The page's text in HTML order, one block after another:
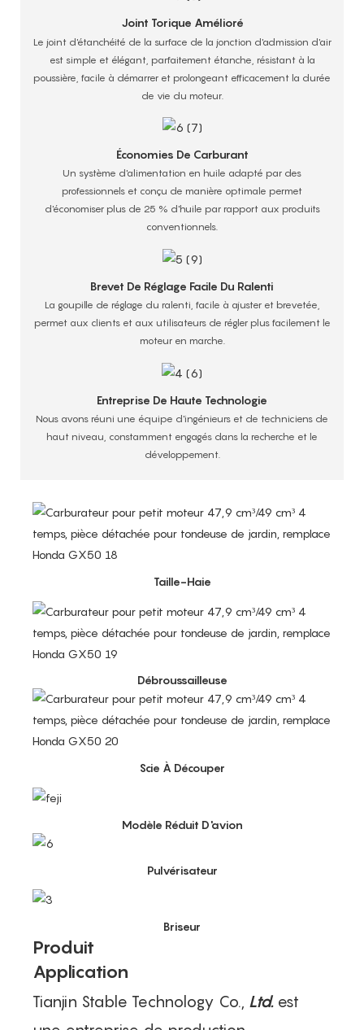
Joint Torique Amélioré
Le joint d'étanchéité de la surface de la jonction d'admission d'air
est simple et élégant, parfaitement étanche, résistant à la
poussière, facile à démarrer et prolongeant efficacement la durée
de vie du moteur.
Économies De Carburant
Un système d'alimentation en huile adapté par des
professionnels et conçu de manière optimale permet
d'économiser plus de 25 % d'huile par rapport aux produits
conventionnels.
Brevet De Réglage Facile Du Ralenti
La goupille de réglage du ralenti, facile à ajuster et brevetée,
permet aux clients et aux utilisateurs de régler plus facilement le
moteur en marche.
Entreprise De Haute Technologie
Nous avons réuni une équipe d'ingénieurs et de techniciens de
haut niveau, constamment engagés dans la recherche et le
développement.
Produit
Application
Tianjin Stable Technology Co., Ltd.est
Taille-Haie
Débroussailleuse
Scie À Découper
Modèle Réduit D'avion
Pulvérisateur
Briseur